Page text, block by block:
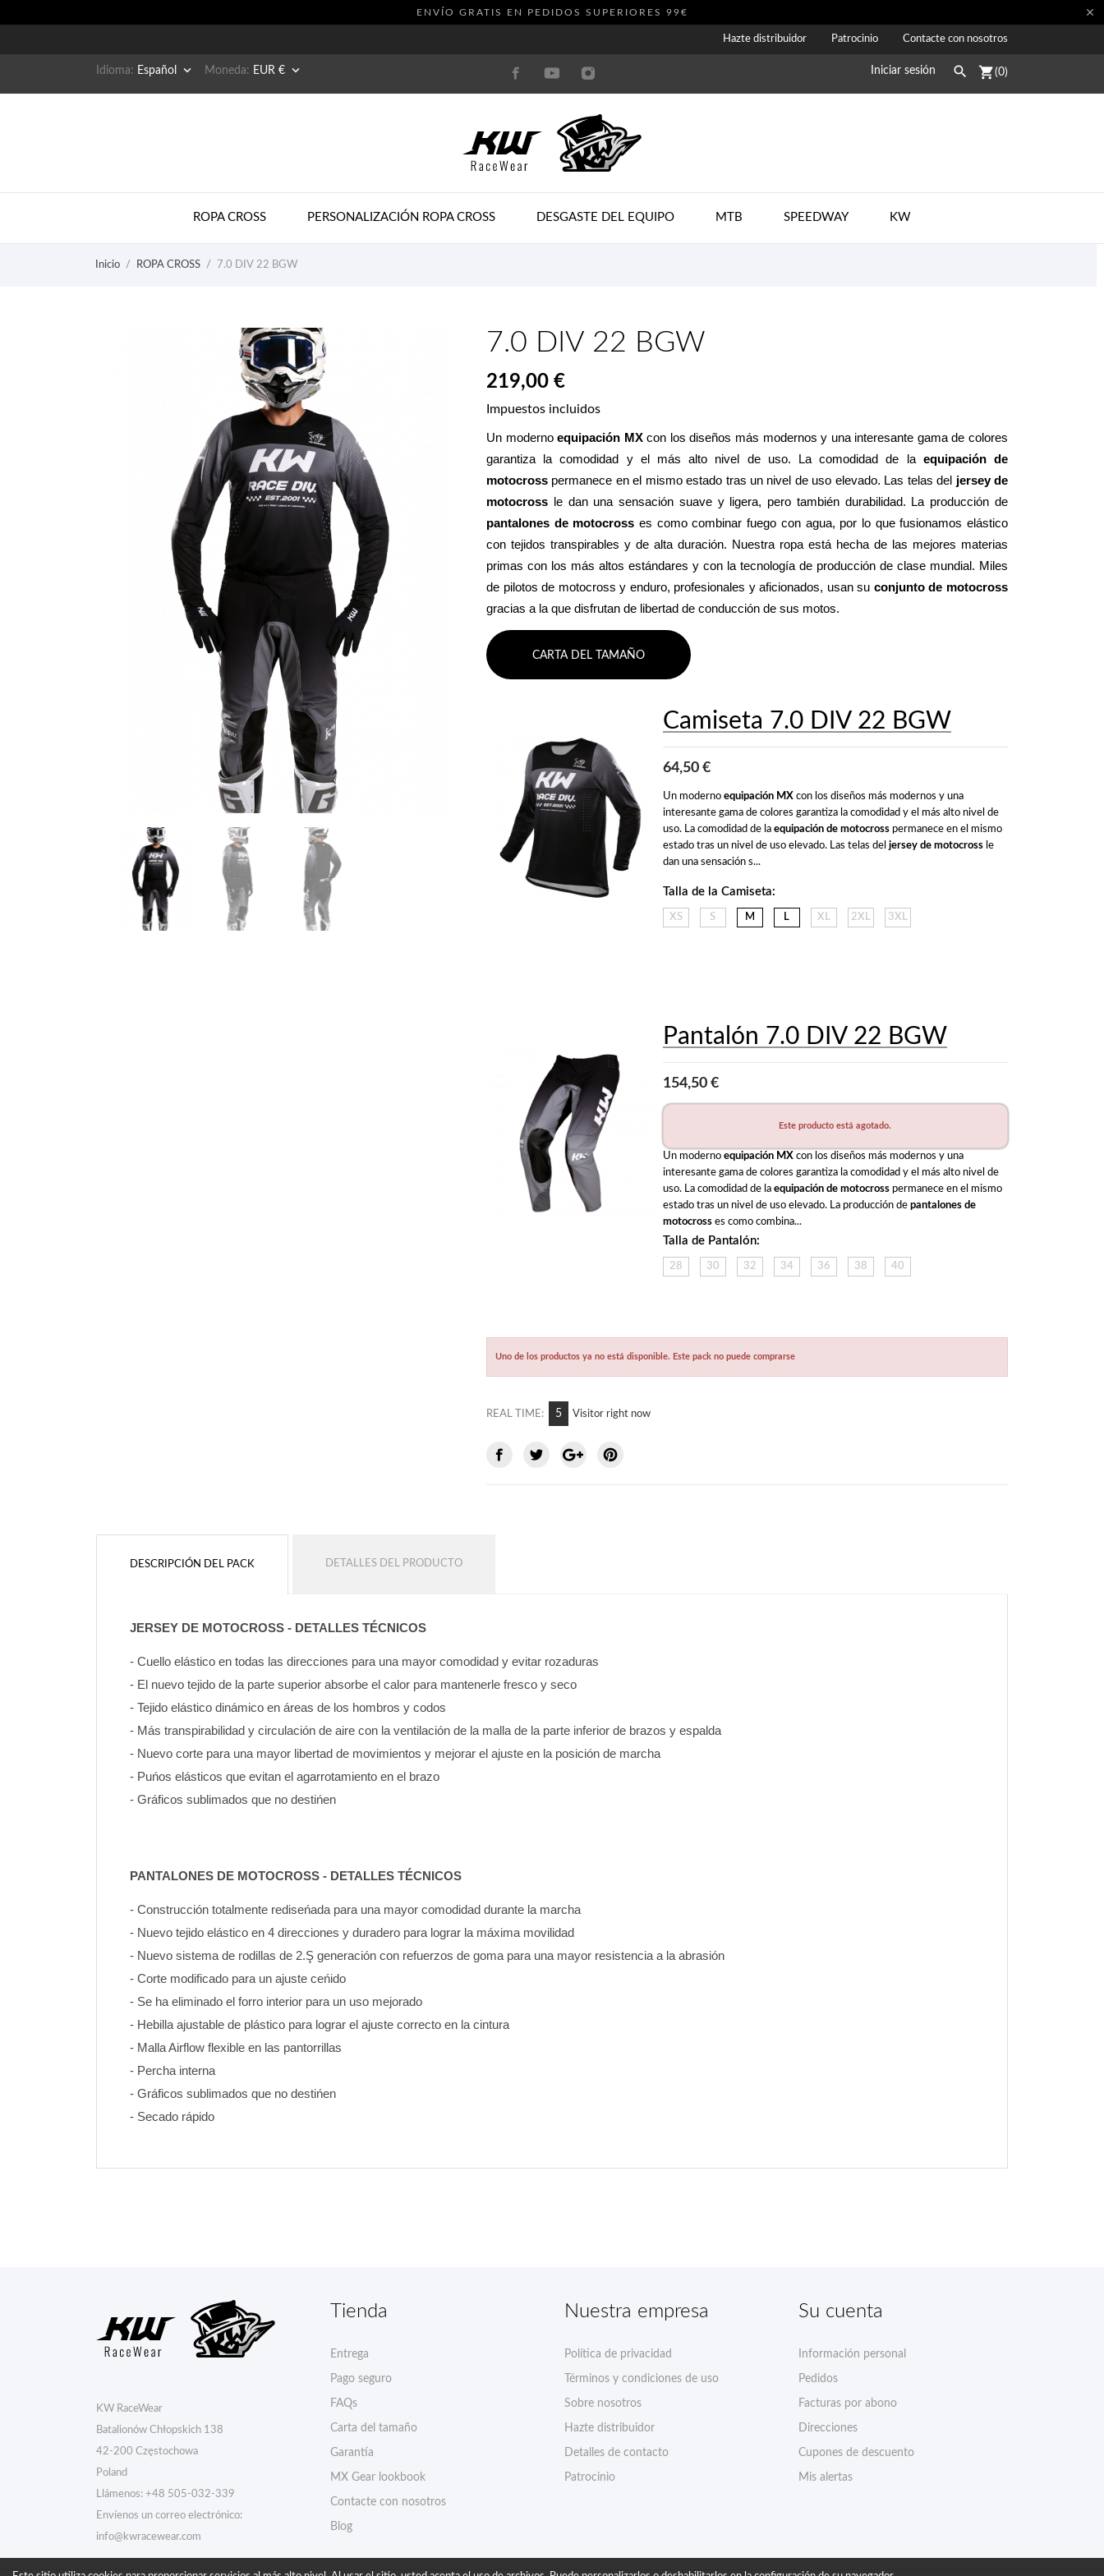
ENVÍO GRATIS EN PEDIDOS SUPERIORES 99€ 
Hazte distribuidor Patrocinio Contacte con nosotros
Idioma: Español  Moneda: EUR €  Iniciar sesión  shopping_cart(0)
ROPA CROSS PERSONALIZACIÓN ROPA CROSS DESGASTE DEL EQUIPO MTB SPEEDWAY KW
Inicio ROPA CROSS 7.0 DIV 22 BGW
7.0 DIV 22 BGW
219,00 €
Impuestos incluidos
Un moderno equipación MX con los diseños más modernos y una interesante gama de colores
garantiza la comodidad y el más alto nivel de uso. La comodidad de la equipación de
motocross permanece en el mismo estado tras un nivel de uso elevado. Las telas del jersey de
motocross
le dan una sensación suave y ligera, pero también durabilidad. La producción de
pantalones de motocross es como combinar fuego con agua, por lo que fusionamos elástico
con tejidos transpirables y de alta duración. Nuestra ropa está hecha de las mejores materias
primas con los más altos estándares y con la tecnología de producción de clase mundial. Miles
de pilotos de motocross y enduro, profesionales y aficionados, usan su
gracias a la que disfrutan de libertad de conducción de sus motos.
CARTA DEL TAMAÑO
Camiseta 7.0 DIV 22 BGW
64,50 €
Un moderno equipación MX con los diseños más modernos y una
interesante gama de colores garantiza la comodidad y el más alto nivel de
uso. La comodidad de la equipación de motocross permanece en el mismo
estado tras un nivel de uso elevado. Las telas del jersey de motocross le
dan una sensación s...
Talla de la Camiseta:
XS S M L XL 2XL 3XL
Pantalón 7.0 DIV 22 BGW
154,50 €
Este producto está agotado.
Un moderno equipación MX con los diseños más modernos y una
interesante gama de colores garantiza la comodidad y el más alto nivel de
uso. La comodidad de la equipación de motocross permanece en el mismo
estado tras un nivel de uso elevado. La producción de pantalones de
motocross es como combina...
Talla de Pantalón:
28 30 32 34 36 38 40
Uno de los productos ya no está disponible. Este pack no puede comprarse
REAL TIME: 9 Visitor right now
DESCRIPCIÓN DEL PACK DETALLES DEL PRODUCTO
JERSEY DE MOTOCROSS - DETALLES TÉCNICOS
- Cuello elástico en todas las direcciones para una mayor comodidad y evitar rozaduras
- El nuevo tejido de la parte superior absorbe el calor para mantenerle fresco y seco
- Tejido elástico dinámico en áreas de los hombros y codos
- Más transpirabilidad y circulación de aire con la ventilación de la malla de la parte inferior de brazos y espalda
- Nuevo corte para una mayor libertad de movimientos y mejorar el ajuste en la posición de marcha
- Puńos elásticos que evitan el agarrotamiento en el brazo
- Gráficos sublimados que no destińen
PANTALONES DE MOTOCROSS - DETALLES TÉCNICOS
- Construcción totalmente rediseńada para una mayor comodidad durante la marcha
- Nuevo tejido elástico en 4 direcciones y duradero para lograr la máxima movilidad
- Nuevo sistema de rodillas de 2.Ş generación con refuerzos de goma para una mayor resistencia a la abrasión
- Corte modificado para un ajuste ceńido
- Se ha eliminado el forro interior para un uso mejorado
- Hebilla ajustable de plástico para lograr el ajuste correcto en la cintura
- Malla Airflow flexible en las pantorrillas
- Percha interna
- Gráficos sublimados que no destińen
- Secado rápido
KW RaceWear
Batalionów Chłopskich 138
42-200 Częstochowa
Poland
Llámenos: +48 505-032-339
Envíenos un correo electrónico:
info@kwracewear.com
Tienda
Entrega
Pago seguro
FAQs
Carta del tamaño
Garantía
MX Gear lookbook
Contacte con nosotros
Blog
Nuestra empresa
Política de privacidad
Términos y condiciones de uso
Sobre nosotros
Hazte distribuidor
Detalles de contacto
Patrocinio
Su cuenta
Información personal
Pedidos
Facturas por abono
Direcciones
Cupones de descuento
Mis alertas